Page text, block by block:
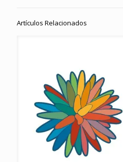
Artículos Relacionados